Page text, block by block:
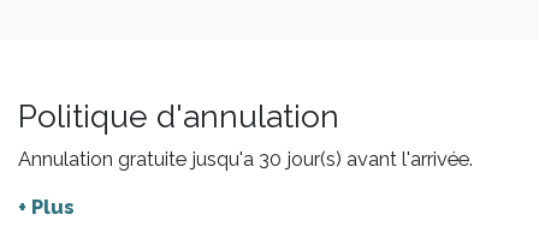
Politique d'annulation
Annulation gratuite jusqu'a 30 jour(s) avant l'arrivée.
+ Plus